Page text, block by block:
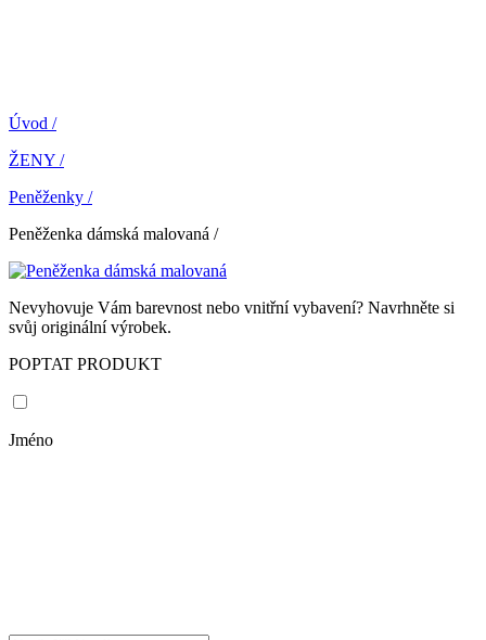
Úvod /
ŽENY /
Peněženky /
Peněženka dámská malovaná /
Nevyhovuje Vám barevnost nebo vnitřní vybavení? Navrhněte si
svůj originální výrobek.
POPTAT PRODUKT
Jméno